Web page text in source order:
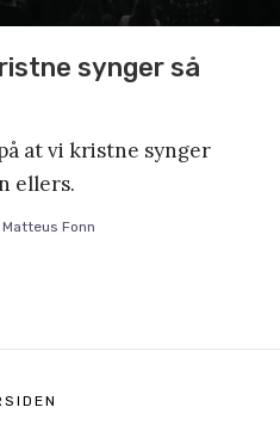
synger så
at vi kristne synger
ellers.
Fonn